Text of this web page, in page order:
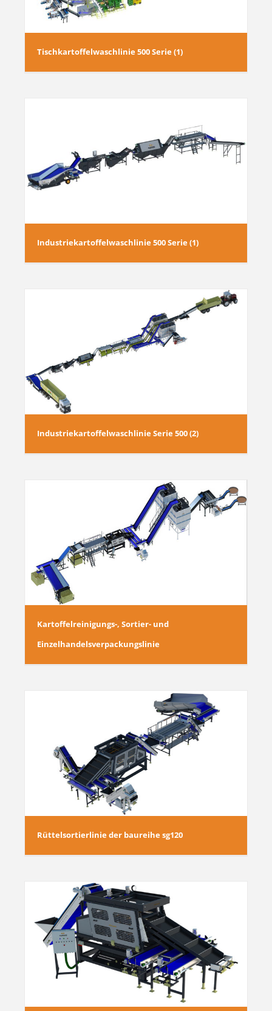
Tischkartoffelwaschlinie 500 Serie (1)
Industriekartoffelwaschlinie 500 Serie (1)
Industriekartoffelwaschlinie Serie 500 (2)
Kartoffelreinigungs-, Sortier- und
Einzelhandelsverpackungslinie
Rüttelsortierlinie der baureihe sg120